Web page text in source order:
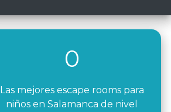
0
Las mejores escape rooms para
niños en Salamanca de nivel